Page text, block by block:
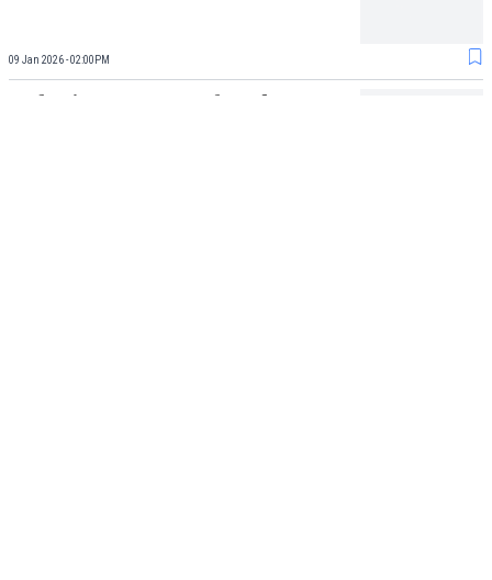
09 Jan 2026 - 02:00PM
Mahasiswa UGM Kembangkan